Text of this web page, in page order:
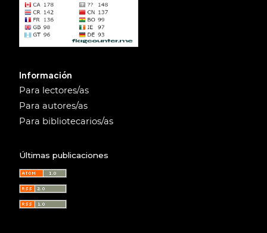
Información
Para lectores/as
Para autores/as
Para bibliotecarios/as
Últimas publicaciones